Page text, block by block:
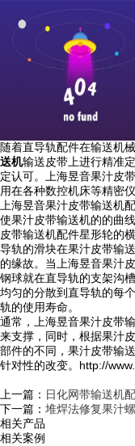
随着直导轨配件在输送机
送机输送皮带上进行精准
定认可。上海昱音果汁皮
用在各种数控机床等精密
上海昱音果汁皮带输送机
使果汁皮带输送机的的曲
皮带输送机配件星形轮的
导轨的滑块在果汁皮带输
的缘故。当上海昱音果汁
钢球就在直导轨的支架沟
均匀的分散到直导轨的每
轨的使用寿命。
通常，上海昱音果汁皮带
来支撑，同时，根据果汁
部件的不同，果汁皮带输
针对性的改变。http://
上一篇： 日化网带输送机
下一篇： 堆焊法修复果汁
相关产品
相关案例